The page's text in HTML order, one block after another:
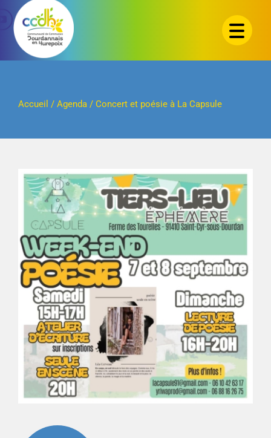
Passer
contenu
Accueil / Agenda/ Concert et poésie à La Capsule